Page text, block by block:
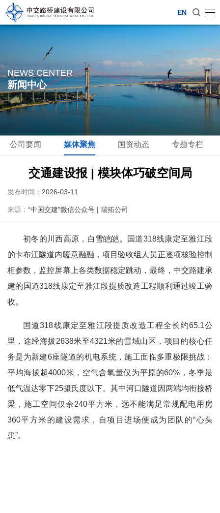
EN
NEWS CENTER
新闻中心
公司要闻 媒体聚焦 国资动态 专题专栏
交通建设报 | 模块体巧破空间局
发布时间： 2026-03-11
来源： “中国交建”微信公众号 | 瑞拓公司
初冬的川西高原，白雪皑皑。国道318线康定至雅江段
的卡布江隧道内暖意融融，项目验收组人员正逐项核验控制
柜参数，监控屏幕上各类数据稳定跳动，最终，中交路建承
建的国道318线康定至雅江段提质改造工程顺利通过竣工验
收。
国道318线康定至雅江段提质改造工程全长约65.1公
里，途经海拔2638米至4321米的雪域山区，项目的核心任
务是为新建6座隧道的机电系统，施工面临多重极限挑战：
平均海拔超4000米，空气含氧量仅为平原的60%，冬季最
低气温达零下25摄氏度以下。其中河口隧道因两端均衔接桥
梁，施工空间仅余240平方米，远不能满足常规配电用房
360平方米的建设需求，自项目进场便成为团队的“心头
患”。